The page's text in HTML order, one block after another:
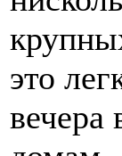
это
вечера